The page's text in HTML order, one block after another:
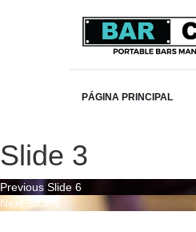
PÁGINA PRINCIPAL
Slide 3
Navegación
de
Previous Previous
post:
Slide 6
Next Next
Slide 5